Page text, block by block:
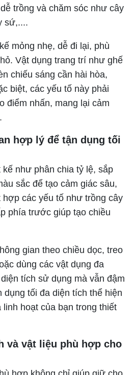
trồng và chăm sóc như cây
sứ,....
mỏng nhẹ, dễ đi lại, phù
Vật dụng trang trí như ghế
chiếu sáng cần hài hòa,
biệt, các yếu tố này phải
điểm nhấn, mang lại cảm
hợp lý để tận dụng tối
như phân chia tỷ lệ, sắp
sắc để tạo cảm giác sâu,
các yếu tố như trồng cây
phía trước giúp tạo chiều
gian theo chiều dọc, treo
dùng các vật dụng đa
tích sử dụng mà vẫn đậm
dụng tối đa diện tích thể hiện
linh hoạt của bạn trong thiết
và vật liệu phù hợp cho